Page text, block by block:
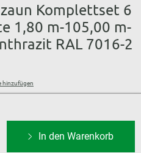
Komplettset 6
1,80 m-105,00 m-
RAL 7016-2
hinzufügen
In den Warenkorb